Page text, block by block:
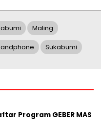
Maling
Sukabumi
Program GEBER MAS